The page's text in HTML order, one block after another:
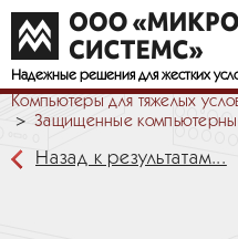
Надежные решения для жестких
Компьютеры для тяжелых
Защищенные
Назад к результатам...